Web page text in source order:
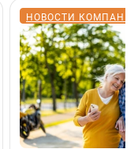
НОВОСТИ